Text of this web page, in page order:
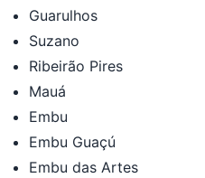
Guarulhos
Suzano
Ribeirão Pires
Mauá
Embu
Embu Guaçú
Embu das Artes